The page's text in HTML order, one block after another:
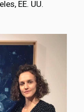
EE. UU.